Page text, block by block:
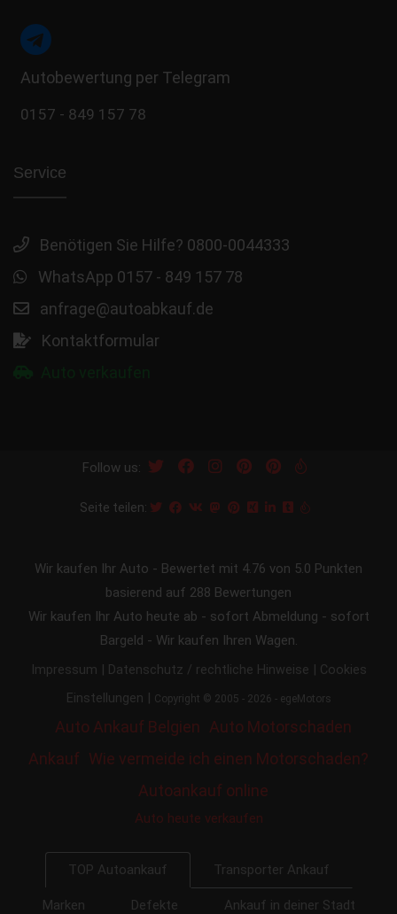
Autobewertung per Telegram
0157 - 849 157 78
Service
Benötigen Sie Hilfe? 0800-0044333
WhatsApp 0157 - 849 157 78
anfrage@autoabkauf.de
Kontaktformular
Follow us:
Seite teilen:
Wir kaufen Ihr Auto - Bewertet mit 4.76 von 5.0 Punkten
basierend auf 288 Bewertungen
Wir kaufen Ihr Auto heute ab - sofort Abmeldung - sofort
Bargeld - Wir kaufen Ihren Wagen.
Impressum | Datenschutz / rechtliche Hinweise | Cookies
Einstellungen | Copyright © 2005 - 2026 - egeMotors
Auto Ankauf Belgien
Auto Motorschaden
Ankauf Wie vermeide ich einen Motorschaden?
Autoankauf online
Auto heute verkaufen
TOP Autoankauf Transporter Ankauf
Marken Defekte Ankauf in deiner Stadt